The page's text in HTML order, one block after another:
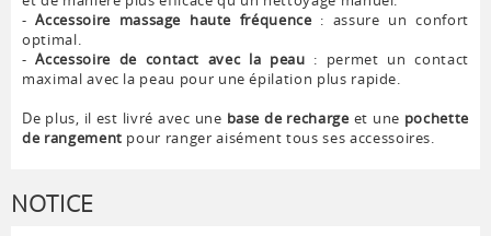
-Accessoire massage haute fréquence: assure un confort
optimal.
-Accessoire de contact avec la peau : permet un contact
maximal avec la peau pour une épilation plus rapide.
De plus, il est livré avec une base de rechargeet une pochette
de rangement pour ranger aisément tous ses accessoires.
NOTICE